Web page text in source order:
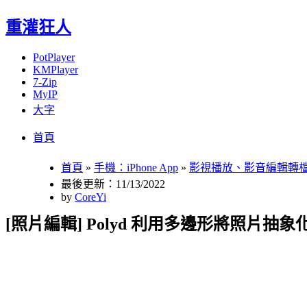
重灌狂人
PotPlayer
KMPlayer
7-Zip
MyIP
大字
首頁
首頁 » 手機：iPhone App » 影視播放、影音編輯轉
最後更新：11/13/2022
by CoreYi
[照片編輯] Polyd 利用多邊形將照片抽象